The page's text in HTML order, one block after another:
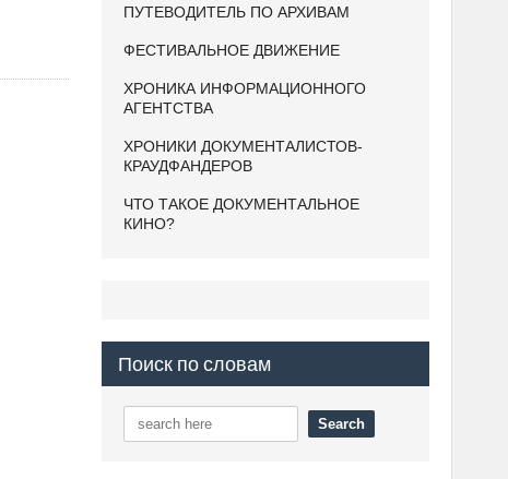
ПУТЕВОДИТЕЛЬ ПО АРХИВАМ
ФЕСТИВАЛЬНОЕ ДВИЖЕНИЕ
ХРОНИКА ИНФОРМАЦИОННОГО
АГЕНТСТВА
ХРОНИКИ ДОКУМЕНТАЛИСТОВ-
КРАУДФАНДЕРОВ
ЧТО ТАКОЕ ДОКУМЕНТАЛЬНОЕ
КИНО?
Поиск по словам